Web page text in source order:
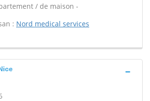
/ de maison -
: Nord medical services